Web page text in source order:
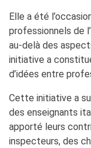
Elle a été
professionnels de
au-delà des
initiative a
d’idées entre
Cette initiative a
des enseignants
apporté leurs
inspecteurs, des